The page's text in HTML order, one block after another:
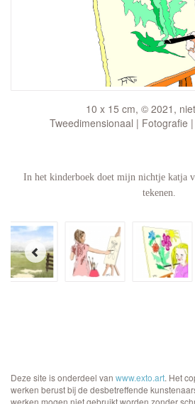
10 x 15 cm, © 2021,
Tweedimensionaal | Fotografie
In het kinderboek doet mijn nichtje katja
tekenen.
Deze site is onderdeel van www.exto.art. Het
werken berust bij de desbetreffende
werken mogen niet gebruikt worden zonder